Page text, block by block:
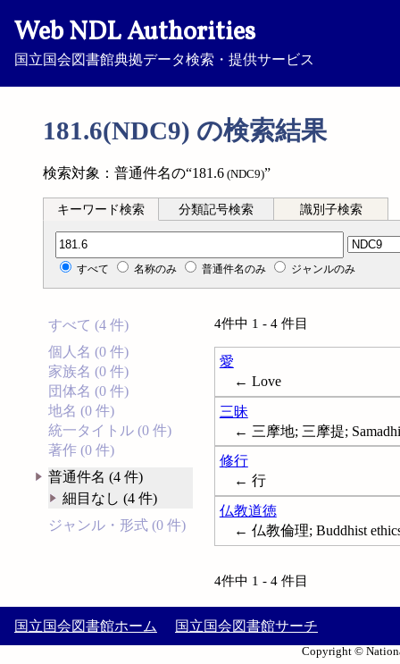
Web NDL Authorities
国立国会図書館典拠データ検索・提供サービス
181.6(NDC9) の検索結果
検索対象：普通件名の“181.6 (NDC9)”
キーワード検索 分類記号検索 識別子検索
分類記号検索
すべて 名称のみ 普通件名のみ ジャンルのみ
すべて (4 件)
個人名 (0 件)
家族名 (0 件)
団体名 (0 件)
地名 (0 件)
統一タイトル (0 件)
著作 (0 件)
普通件名 (4 件)
細目なし (4 件)
ジャンル・形式 (0 件)
4件中 1 - 4 件目
愛
← Love
三昧
← 三摩地; 三摩提; Samadhi
修行
← 行
仏教道徳
← 仏教倫理; Buddhist
4件中 1 - 4 件目
国立国会図書館ホーム 国立国会図書館サーチ
Copyright ©